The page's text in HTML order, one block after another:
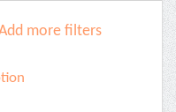
more filters